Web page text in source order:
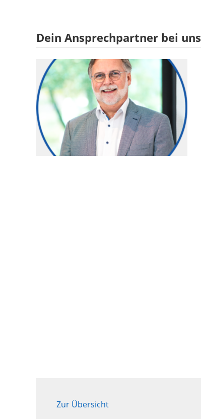
Dein Ansprechpartner bei uns
Zur Übersicht